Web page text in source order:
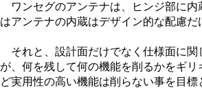
ワンセグのアンテナは、ヒンジ部に内
はアンテナの内蔵はデザイン的な配慮
それと、設計面だけでなく仕様面に関
が、何を残して何の機能を削るかをギ
ど実用性の高い機能は削らない事を目